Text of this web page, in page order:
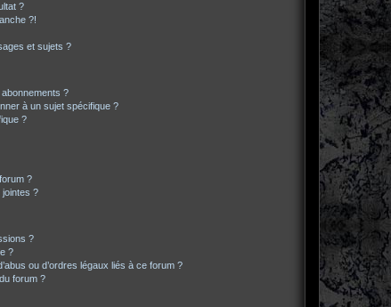
?
?!
et sujets ?
?
à un sujet spécifique ?
?
?
?
?
?
ou d’ordres légaux liés à ce forum ?
forum ?